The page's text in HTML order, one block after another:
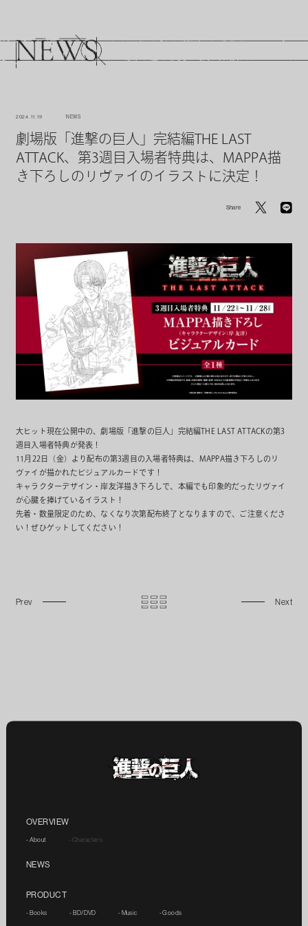
2024. 11. 19 NEWS
劇場版「進撃の巨人」完結編THE LAST
ATTACK、第3週目入場者特典は、MAPPA描
き下ろしのリヴァイのイラストに決定！
Share
大ヒット現在公開中の、劇場版「進撃の巨人」完結編THE LAST ATTACKの第3
週目入場者特典が発表！
11月22日（金）より配布の第3週目の入場者特典は、MAPPA描き下ろしのリ
ヴァイが描かれたビジュアルカードです！
キャラクターデザイン・岸友洋描き下ろしで、本編でも印象的だったリヴァイ
が心臓を捧げているイラスト！
先着・数量限定のため、なくなり次第配布終了となりますので、ご注意くださ
い！ぜひゲットしてください！
OVERVIEW
- About - Characters
NEWS
PRODUCT
- Books - BD/DVD - Music - Goods